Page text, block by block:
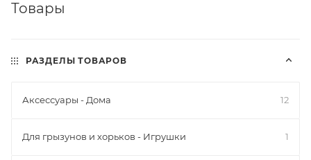
Товары
РАЗДЕЛЫ ТОВАРОВ
Аксессуары - Дома 12
Для грызунов и хорьков - Игрушки 1